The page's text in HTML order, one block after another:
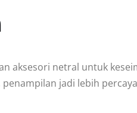
aksesori netral untuk
jadi lebih